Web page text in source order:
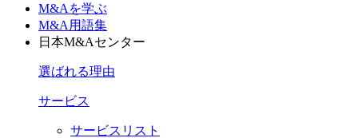
M&Aを学ぶ
M&A用語集
日本M&Aセンター
選ばれる理由
サービス
サービスリスト